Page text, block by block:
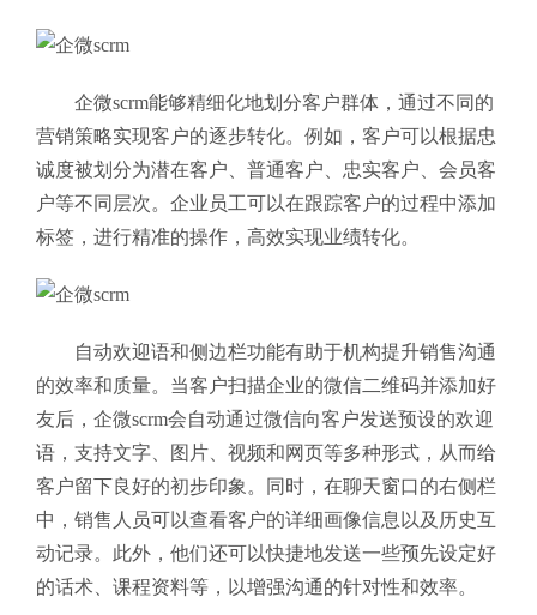
企微scrm能够精细化地划分客户群体，通过不同的
营销策略实现客户的逐步转化。例如，客户可以根据忠
诚度被划分为潜在客户、普通客户、忠实客户、会员客
户等不同层次。企业员工可以在跟踪客户的过程中添加
标签，进行精准的操作，高效实现业绩转化。
自动欢迎语和侧边栏功能有助于机构提升销售沟通
的效率和质量。当客户扫描企业的微信二维码并添加好
友后，企微scrm会自动通过微信向客户发送预设的欢迎
语，支持文字、图片、视频和网页等多种形式，从而给
客户留下良好的初步印象。同时，在聊天窗口的右侧栏
中，销售人员可以查看客户的详细画像信息以及历史互
动记录。此外，他们还可以快捷地发送一些预先设定好
的话术、课程资料等，以增强沟通的针对性和效率。